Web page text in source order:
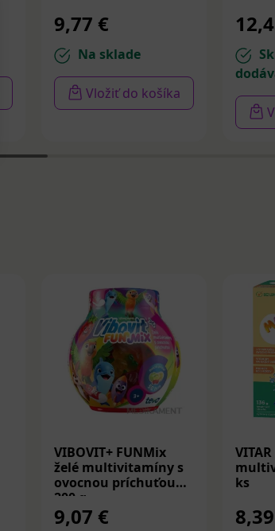
9,77 €
Na sklade
Vložiť do košíka
VIBOVIT+ FUNMix
želé multivitamíny s
ovocnou príchuťou
200 g
9,07 €
ks